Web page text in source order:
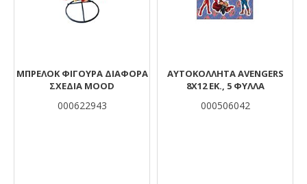
ΜΠΡΕΛΟΚ ΦΙΓΟΥΡΑ ΔΙΑΦΟΡΑ
ΣΧΕΔΙΑ MOOD
000622943
ΑΥΤΟΚΌΛΛΗΤΑ AVENGERS
8X12 ΕΚ., 5 ΦΎΛΛΑ
000506042